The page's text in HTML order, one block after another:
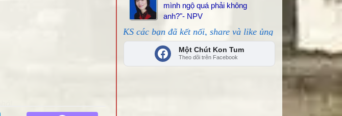
mình ngộ quá phải không
anh?"- NPV
THANKS các bạn đã kết nối, share và like ủng hộ!
Một Chút Kon Tum
Theo dõi trên Facebook